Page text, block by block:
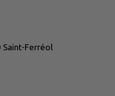
Saint-Ferréol